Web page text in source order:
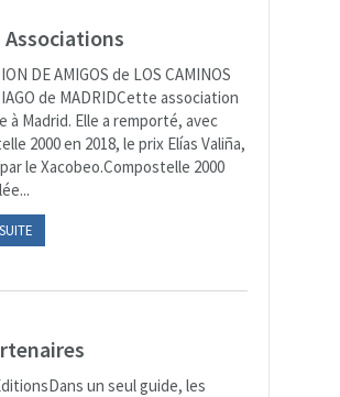
DE AMIGOS de LOS CAMINOS
de MADRIDCette association
à Madrid. Elle a remporté, avec
2000 en 2018, le prix Elías Valiña,
le Xacobeo.Compostelle 2000
un seul guide, les